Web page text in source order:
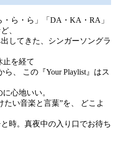
ら・ら」「DA・KA・RA」
、
してきた、シンガーソングラ
止を経て
、 この『Your Playlist』はス
心地いい。
い音楽と言葉”を、 どこよ
時。真夜中の入り口でお待ち